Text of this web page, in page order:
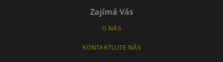
Zajímá Vás
O NÁS
KONTAKTUJTE NÁS